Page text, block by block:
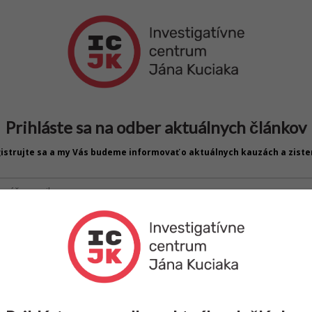
Prihláste sa na odber aktuálnych článkov
sa a my Vás budeme informovať o aktuálnych kauzách a
Prihlásiť sa k odberu
sa k odberu" vyhlasujem, že mám záujem o odber newslettera
údajov zo strany ICJK počas trvania môjho záujmu o zasielania
viac ako 16 rokov. Bližšie podrobnosti sú uvedené v